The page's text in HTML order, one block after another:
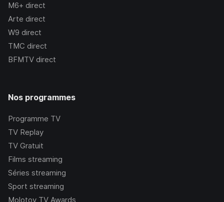
M6+ direct
Arte direct
W9 direct
TMC direct
BFMTV direct
Nos programmes
Programme TV
TV Replay
TV Gratuit
Films streaming
Séries streaming
Sport streaming
Molotov TV Awards